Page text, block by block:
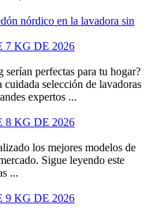
nórdico en la lavadora sin
7 KG DE 2026
serían perfectas para tu hogar?
selección de lavadoras
expertos ...
8 KG DE 2026
los mejores modelos de
Sigue leyendo este
...
9 KG DE 2026